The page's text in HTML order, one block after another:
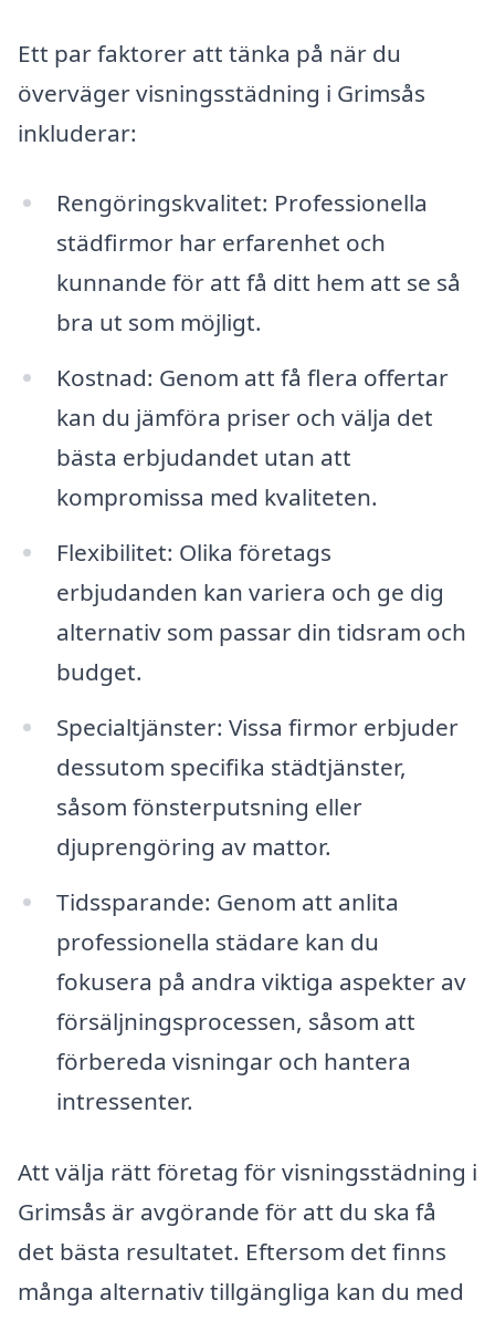
Ett par faktorer att tänka på när du
överväger visningsstädning i Grimsås
inkluderar:
Rengöringskvalitet: Professionella
städfirmor har erfarenhet och
kunnande för att få ditt hem att se så
bra ut som möjligt.
Kostnad: Genom att få flera offertar
kan du jämföra priser och välja det
bästa erbjudandet utan att
kompromissa med kvaliteten.
Flexibilitet: Olika företags
erbjudanden kan variera och ge dig
alternativ som passar din tidsram och
budget.
Specialtjänster: Vissa firmor erbjuder
dessutom specifika städtjänster,
såsom fönsterputsning eller
djuprengöring av mattor.
Tidssparande: Genom att anlita
professionella städare kan du
fokusera på andra viktiga aspekter av
försäljningsprocessen, såsom att
förbereda visningar och hantera
intressenter.
Att välja rätt företag för visningsstädning i
Grimsås är avgörande för att du ska få
det bästa resultatet. Eftersom det finns
många alternativ tillgängliga kan du med